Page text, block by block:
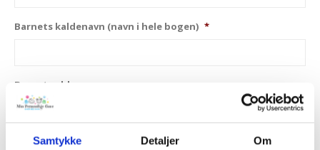
Samtykke Detaljer Om
Barnets kaldenavn (navn i hele bogen) *
Barnets alder
2-3 venner